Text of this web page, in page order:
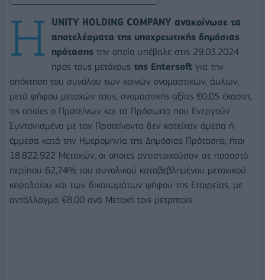
Η
UNITY HOLDING COMPANY ανακοίνωσε τα
αποτελέσματα της υποχρεωτικής δημόσιας
πρότασης την οποία υπέβαλε στις 29.03.2024
προς τους μετόχους της Entersoft για την
απόκτηση του συνόλου των κοινών ονομαστικών, άυλων,
μετά ψήφου μετοχών τους, ονομαστικής αξίας €0,05 έκαστη,
τις οποίες ο Προτείνων και τα Πρόσωπα που Ενεργούν
Συντονισμένα με τον Προτείνοντα δεν κατείχαν άμεσα ή
έμμεσα κατά την Ημερομηνία της Δημόσιας Πρότασης, ήτοι
18.822.922 Μετοχών, οι οποίες αντιστοιχούσαν σε ποσοστό
περίπου 62,74% του συνολικού καταβεβλημένου μετοχικού
κεφαλαίου και των δικαιωμάτων ψήφου της Εταιρείας, με
αντάλλαγμα €8,00 ανά Μετοχή τοις μετρητοίς.